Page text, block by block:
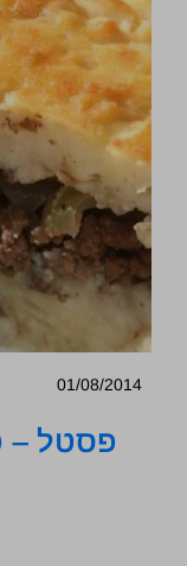
01/08/2014
פסטל –